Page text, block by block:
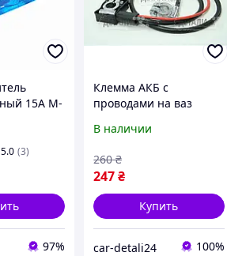
15А M-
5.0 (3)
97%
Клемма АКБ с
проводами на ваз
05,2106,2107 комплект
В наличии
247₴
260 ₴
Купить
car-detali24 100%